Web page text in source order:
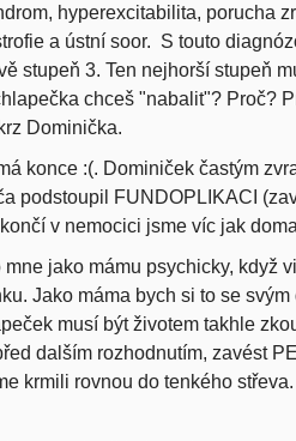
hyperexcitabilita, porucha
a ústní soor. S touto
stupeň 3. Ten nejhorší stupeň
chceš "nabalit"? Proč?
Dominička.
konce :(. Dominiček častým
podstoupil FUNDOPLIKACI
v nemocici jsme víc jak
jako mámu psychicky, když
Jako máma bych si to se
musí být životem takhle
dalším rozhodnutím, zavést
krmili rovnou do tenkého